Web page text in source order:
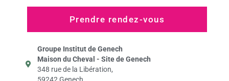
Prendre rendez-vous
Groupe Institut de Genech
Maison du Cheval - Site de Genech
348 rue de la Libération,